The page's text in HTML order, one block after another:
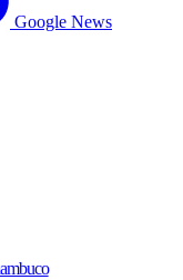
Google News